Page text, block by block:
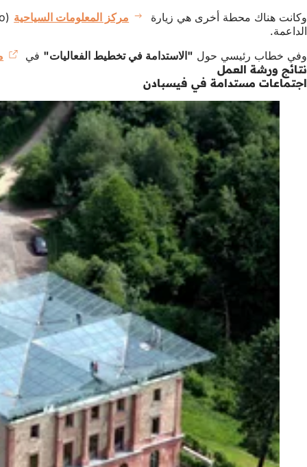
وكانت هناك محطة أخرى هي زيارة
مركز المعلومات السياحية
الداعمة.
وفي خطاب رئيسي حول "الاستدامة في تخطيط الفعاليات" في
نتائج ورشة العمل
اجتماعات مستدامة في فيسبادن